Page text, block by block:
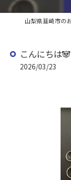
こんにちは🐼
2026/03/23